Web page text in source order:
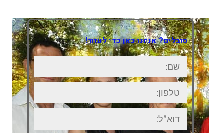
סובלים? אנחנו כאן כדי לעזור!
שם:
טלפון:
דוא"ל: